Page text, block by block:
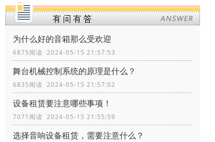
为什么好的音箱那么受欢迎
6875阅读 2024-05-15 21:57:53
舞台机械控制系统的原理是什么？
6835阅读 2024-05-15 21:57:02
设备租赁要注意哪些事项！
7071阅读 2024-05-15 21:55:59
选择音响设备租赁，需要注意什么？